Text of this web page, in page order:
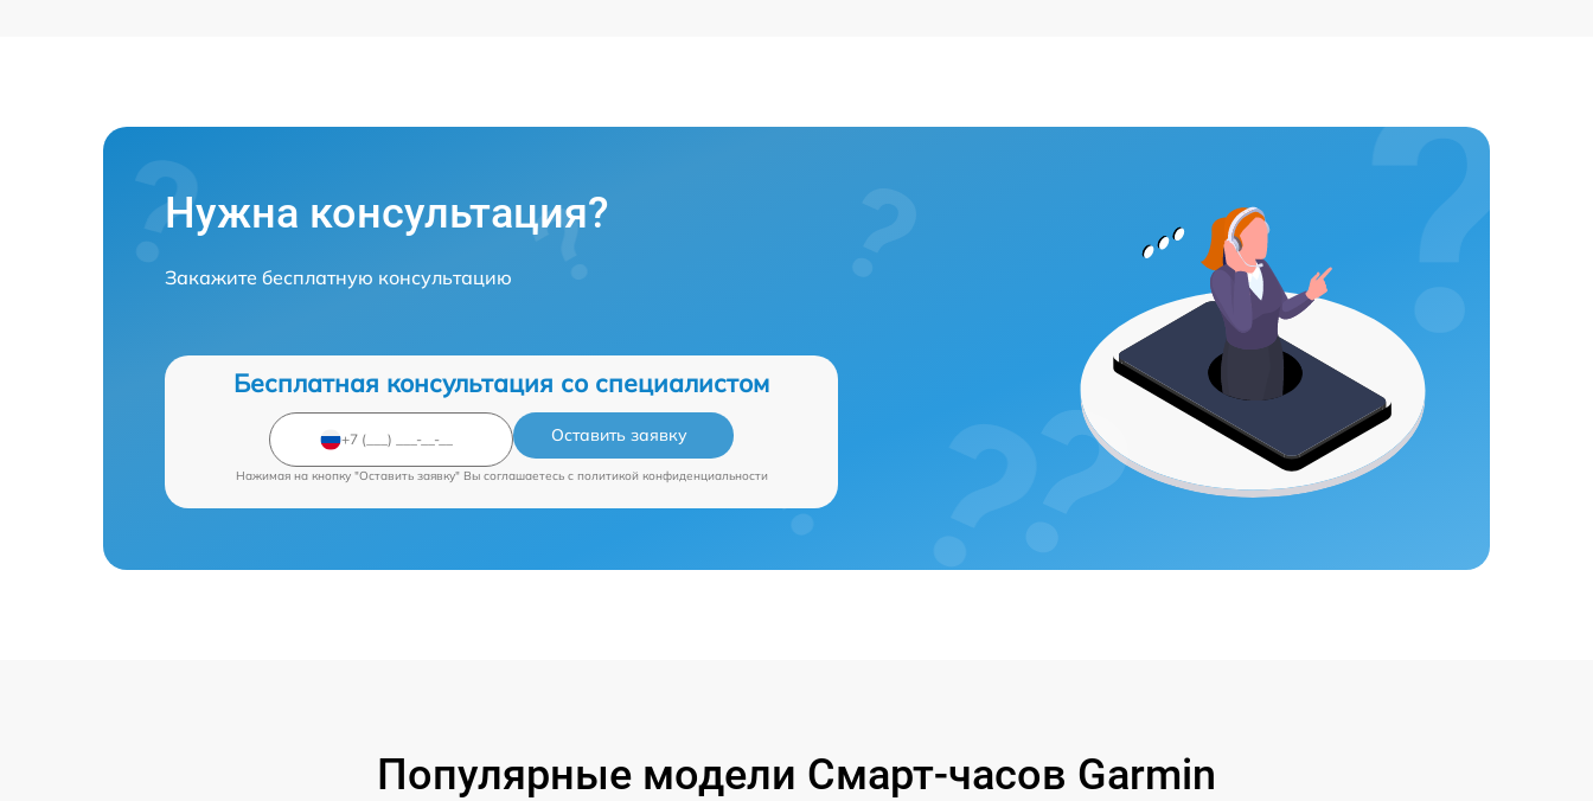
Нужна консультация?
Закажите бесплатную консультацию
Бесплатная консультация со специалистом
Оставить заявку
Нажимая на кнопку "Оставить заявку" Вы соглашаетесь c политикой конфиденциальности
Популярные модели Смарт-часов Garmin